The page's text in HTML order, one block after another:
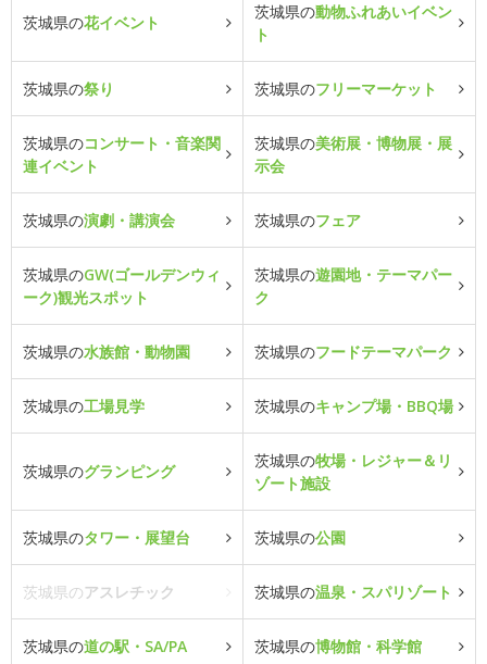
茨城県の花イベント
茨城県の動物ふれあいイベン
ト
茨城県の祭り 茨城県のフリーマーケット
茨城県のコンサート・音楽関
連イベント
茨城県の美術展・博物展・展
示会
茨城県の演劇・講演会 茨城県のフェア
茨城県のGW(ゴールデンウィ
ーク)観光スポット
茨城県の遊園地・テーマパー
ク
茨城県の水族館・動物園 茨城県のフードテーマパーク
茨城県の工場見学 茨城県のキャンプ場・BBQ場
茨城県のグランピング
茨城県の牧場・レジャー＆リ
ゾート施設
茨城県のタワー・展望台 茨城県の公園
茨城県のアスレチック 茨城県の温泉・スパリゾート
茨城県の道の駅・SA/PA 茨城県の博物館・科学館